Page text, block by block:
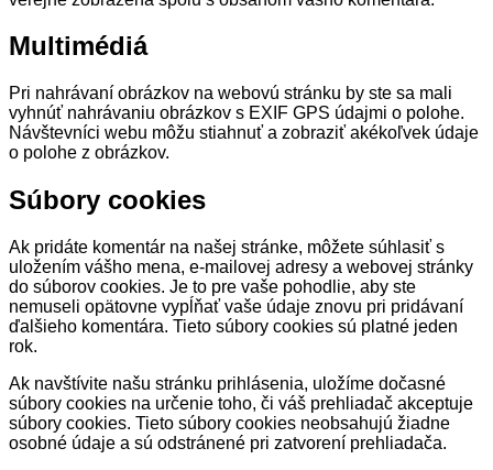
Multimédiá
Pri nahrávaní obrázkov na webovú stránku by ste sa mali
vyhnúť nahrávaniu obrázkov s EXIF GPS údajmi o polohe.
Návštevníci webu môžu stiahnuť a zobraziť akékoľvek údaje
o polohe z obrázkov.
Súbory cookies
Ak pridáte komentár na našej stránke, môžete súhlasiť s
uložením vášho mena, e-mailovej adresy a webovej stránky
do súborov cookies. Je to pre vaše pohodlie, aby ste
nemuseli opätovne vypĺňať vaše údaje znovu pri pridávaní
ďalšieho komentára. Tieto súbory cookies sú platné jeden
rok.
Ak navštívite našu stránku prihlásenia, uložíme dočasné
súbory cookies na určenie toho, či váš prehliadač akceptuje
súbory cookies. Tieto súbory cookies neobsahujú žiadne
osobné údaje a sú odstránené pri zatvorení prehliadača.